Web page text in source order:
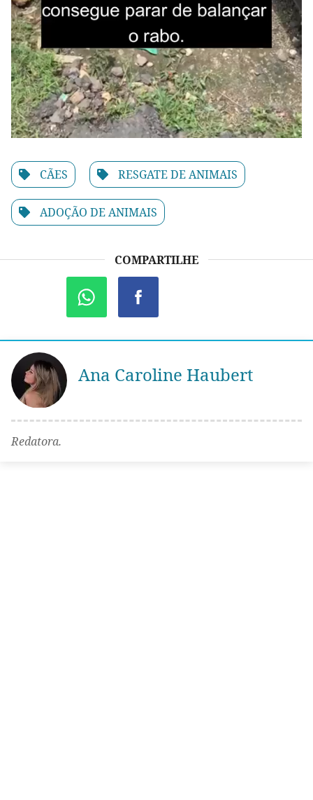
CÃES RESGATE DE ANIMAIS
ADOÇÃO DE ANIMAIS
COMPARTILHE
Ana Caroline Haubert
Redatora.